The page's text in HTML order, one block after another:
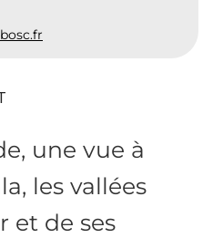
une vue à
les vallées
et de ses